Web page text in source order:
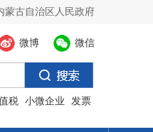
蒙古自治区人民政府
微信
微博
税 小微企业 发票